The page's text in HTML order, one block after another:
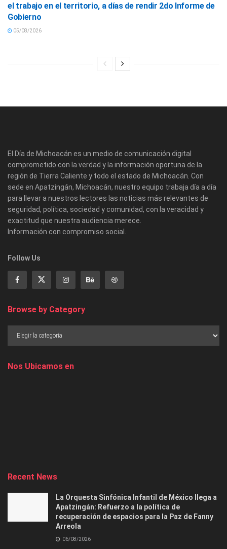
el trabajo en el territorio, a días de rendir 2do Informe de
Gobierno
05/08/2026
El Día de Michoacán es un medio de comunicación digital
comprometido con la verdad y la información oportuna de la
región de Tierra Caliente y todo el estado de Michoacán. Con
sede en Apatzingán, Michoacán, nuestro equipo trabaja día a día
para llevar a nuestros lectores las noticias más relevantes de
seguridad, política, sociedad y comunidad, con la veracidad y
exactitud que nuestra audiencia merece.
Información con compromiso social.
Follow Us
Browse by Category
Nos Ubicamos en
Recent News
La Orquesta Sinfónica Infantil de México llega a
Apatzingán: Refuerzo a la política de
recuperación de espacios para la Paz de Fanny
Arreola
06/08/2026